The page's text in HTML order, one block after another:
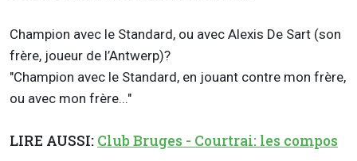
Champion avec le Standard, ou avec Alexis De Sart (son
frère, joueur de l’Antwerp)?
"Champion avec le Standard, en jouant contre mon frère,
ou avec mon frère..."
LIRE AUSSI: Club Bruges - Courtrai: les compos